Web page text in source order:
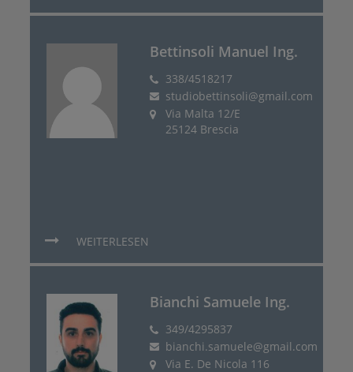
Bettinsoli Manuel Ing.
338/4518217
studiobettinsoli@gmail.com
Via Malta 12/E
25124 Brescia
WEITERLESEN
Bianchi Samuele Ing.
349/4295837
bianchi.samuele@gmail.com
Via E. De Nicola 116